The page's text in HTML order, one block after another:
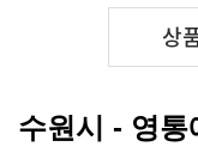
상
수원시 - 영통